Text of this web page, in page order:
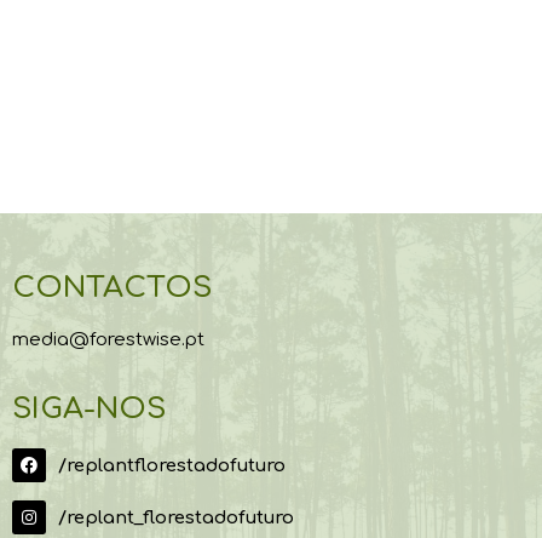
CONTACTOS
media@forestwise.pt
SIGA-NOS
/replantflorestadofuturo
/replant_florestadofuturo